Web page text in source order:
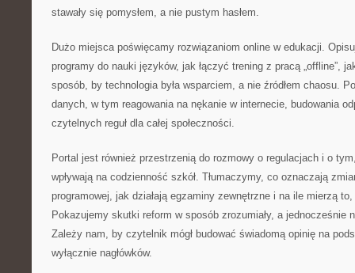
stawały się pomysłem, a nie pustym hasłem.
Dużo miejsca poświęcamy rozwiązaniom online w edukacji.
programy do nauki języków, jak łączyć trening z pracą „offline”,
sposób, by technologia była wsparciem, a nie źródłem chaosu.
danych, w tym reagowania na nękanie w internecie, budowania
czytelnych reguł dla całej społeczności.
Portal jest również przestrzenią do rozmowy o regulacjach i o
wpływają na codzienność szkół. Tłumaczymy, co oznaczają
programowej, jak działają egzaminy zewnętrzne i na ile mierzą
Pokazujemy skutki reform w sposób zrozumiały, a jednocześnie
Zależy nam, by czytelnik mógł budować świadomą opinię na
wyłącznie nagłówków.